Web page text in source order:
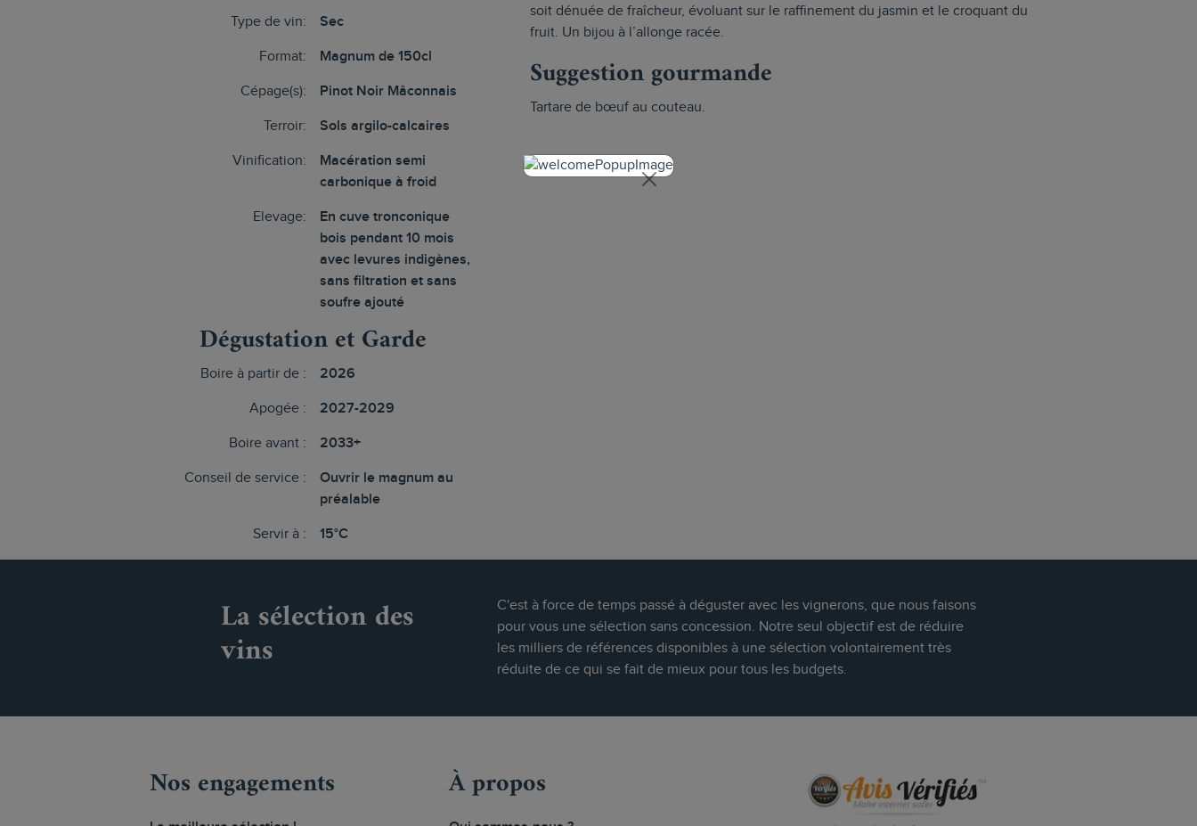
Type de vin: Sec
Format: Magnum de 150cl
Cépage(s): Pinot Noir Mâconnais
Terroir: Sols argilo-calcaires
Vinification:
Macération semi
carbonique à froid
Elevage:
En cuve tronconique
bois pendant 10 mois
avec levures indigènes,
sans filtration et sans
soufre ajouté
Dégustation et Garde
Boire à partir de : 2026
Apogée : 2027-2029
Boire avant : 2033+
Conseil de service :
Ouvrir le magnum au
préalable
Servir à : 15°C
soit dénuée de fraîcheur, évoluant sur le raffinement du jasmin et le croquant du
fruit. Un bijou à l’allonge racée.
Suggestion gourmande
Tartare de bœuf au couteau.
La sélection des
vins
C'est à force de temps passé à déguster avec les vignerons, que nous faisons
pour vous une sélection sans concession. Notre seul objectif est de réduire
les milliers de références disponibles à une sélection volontairement très
réduite de ce qui se fait de mieux pour tous les budgets.
Nos engagements À propos